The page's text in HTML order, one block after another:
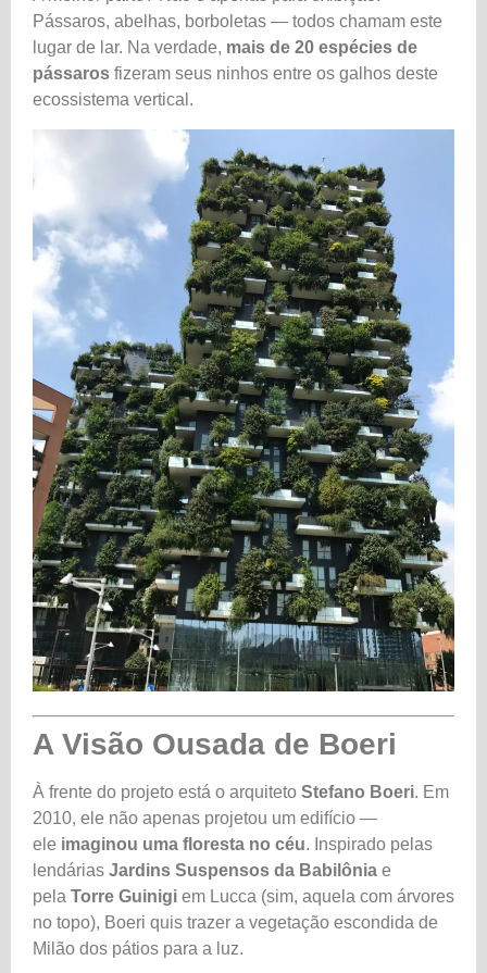
Pássaros, abelhas, borboletas — todos chamam este
lugar de lar. Na verdade, mais de 20 espécies de
pássaros fizeram seus ninhos entre os galhos deste
ecossistema vertical.
A Visão Ousada de Boeri
À frente do projeto está o arquiteto Stefano Boeri. Em
2010, ele não apenas projetou um edifício —
ele imaginou uma floresta no céu. Inspirado pelas
lendárias Jardins Suspensos da Babilônia e
pela Torre Guinigi em Lucca (sim, aquela com árvores
no topo), Boeri quis trazer a vegetação escondida de
Milão dos pátios para a luz.